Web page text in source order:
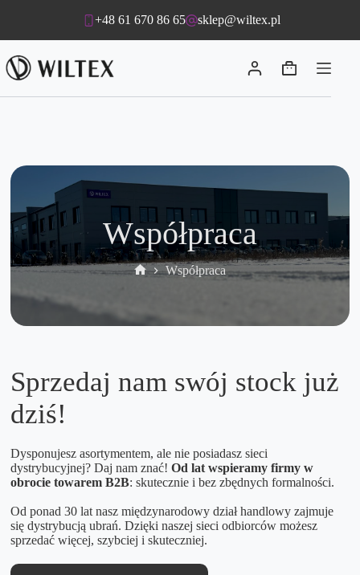
+48 61 670 86 65 sklep@wiltex.pl
Koszyk
Współpraca
Współpraca
Sprzedaj nam swój stock już
dziś!
Dysponujesz asortymentem, ale nie posiadasz sieci
dystrybucyjnej? Daj nam znać!Od lat wspieramy firmy w
obrocie towarem B2B: skutecznie i bez zbędnych formalności.
Od ponad 30 lat nasz międzynarodowy dział handlowy zajmuje
się dystrybucją ubrań. Dzięki naszej sieci odbiorców możesz
sprzedać więcej, szybciej i skuteczniej.